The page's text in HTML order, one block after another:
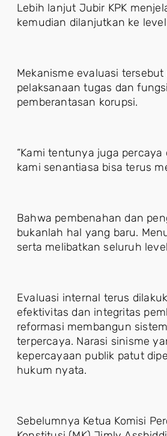
Lebih lanjut Jubir KPK
kemudian dilanjutkan ke
Mekanisme evaluasi
pelaksanaan tugas dan
pemberantasan korupsi.
“Kami tentunya juga
kami senantiasa bisa terus
Bahwa pembenahan dan
bukanlah hal yang baru.
serta melibatkan seluruh
Evaluasi internal terus
efektivitas dan integritas
reformasi membangun
terpercaya. Narasi sinisme
kepercayaan publik patut
hukum nyata.
Sebelumnya Ketua Komisi